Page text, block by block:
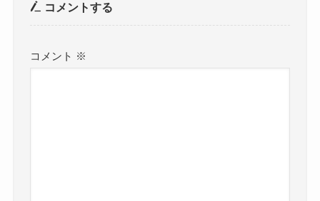
コメントする
コメント ※